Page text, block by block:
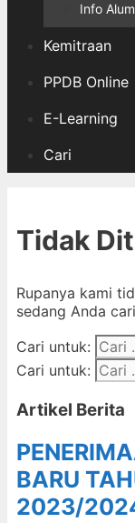
Info
Kemitraan
PPDB Online
E-Learning
Cari
Tidak
Rupanya kami
sedang Anda
Cari untuk:
Cari untuk:
Artikel Berita
BARU
2023/